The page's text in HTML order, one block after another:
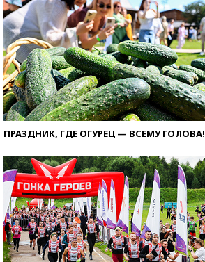
ПРАЗДНИК, ГДЕ ОГУРЕЦ — ВСЕМУ ГОЛОВА!